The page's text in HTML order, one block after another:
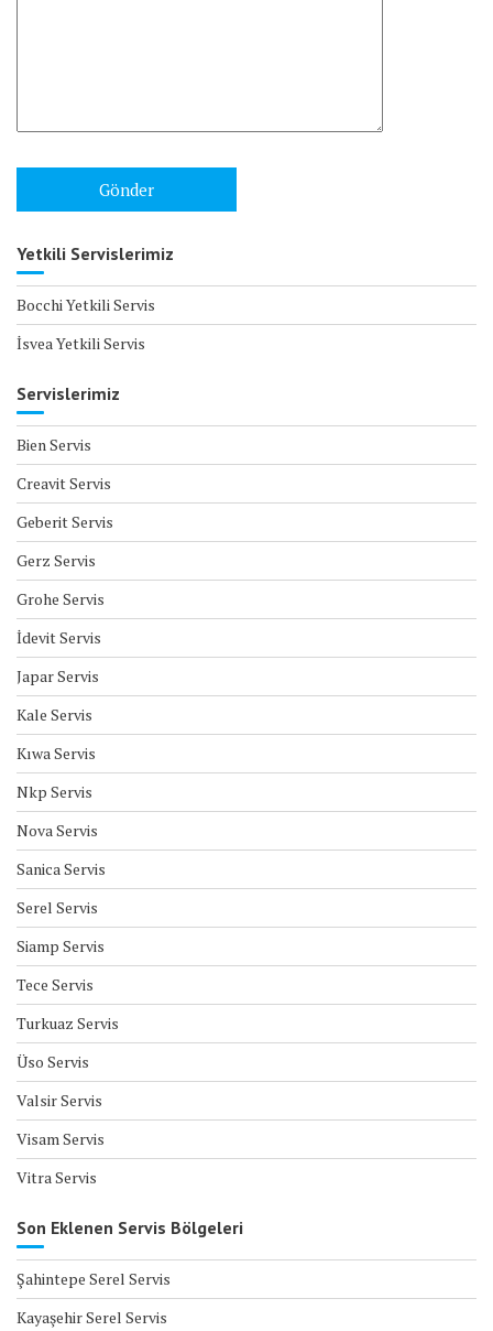
Yetkili Servislerimiz
Bocchi Yetkili Servis
İsvea Yetkili Servis
Servislerimiz
Bien Servis
Creavit Servis
Geberit Servis
Gerz Servis
Grohe Servis
İdevit Servis
Japar Servis
Kale Servis
Kıwa Servis
Nkp Servis
Nova Servis
Sanica Servis
Serel Servis
Siamp Servis
Tece Servis
Turkuaz Servis
Üso Servis
Valsir Servis
Visam Servis
Vitra Servis
Son Eklenen Servis Bölgeleri
Şahintepe Serel Servis
Kayaşehir Serel Servis